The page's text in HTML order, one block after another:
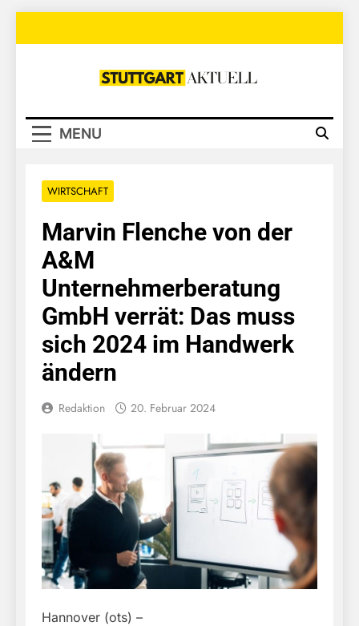
Stuttgart
MENU
WIRTSCHAFT
Marvin Flenche von der
A&M
Unternehmerberatung
GmbH verrät: Das muss
sich 2024 im Handwerk
ändern
Redaktion 20. Februar 2024
Hannover (ots) –